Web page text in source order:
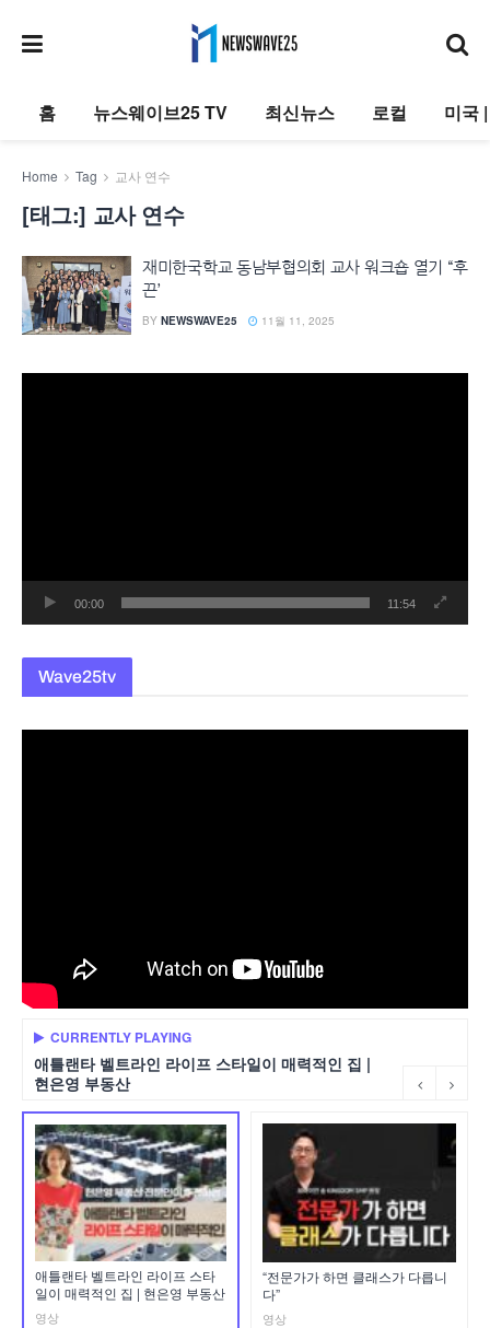
홈 뉴스웨이브25 TV 최신뉴스 로컬 미국
Home Tag 교사 연수
[태그:] 교사 연수
재미한국학교 동남부협의회 교사 워크숍 열기 “후
끈’
BY NEWSWAVE25 11월 11, 2025
00:00 11:54
Wave25tv
CURRENTLY PLAYING
애틀랜타 벨트라인 라이프 스타일이 매력적인 집 |
현은영 부동산
애틀랜타 벨트라인 라이프 스타
일이 매력적인 집 | 현은영 부동산
영상
“전문가가 하면 클래스가 다릅니
다”
영상